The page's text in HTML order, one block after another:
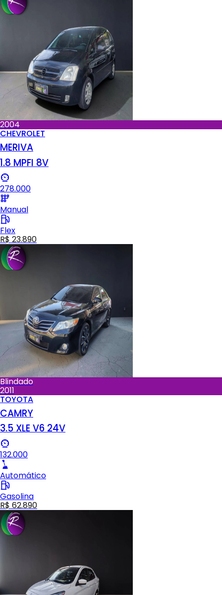
2004
CHEVROLET
MERIVA
1.8 MPFI 8V
278.000
Manual
Flex
R$ 23.890
Blindado
2011
TOYOTA
CAMRY
3.5 XLE V6 24V
132.000
Automático
Gasolina
R$ 62.890